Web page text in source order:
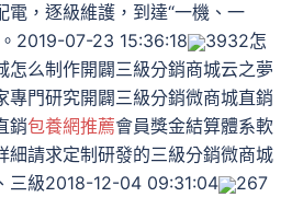
電，逐級維護，到達“一機、一
2019-07-23 15:36:18
3932怎
怎么制作開闢三級分銷商城云之夢
專門研究開闢三級分銷微商城直銷
銷包養網推薦會員獎金結算體系軟
細請求定制研發的三級分銷微商城
三級2018-12-04 09:31:04
267